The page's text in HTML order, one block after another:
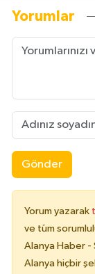
Yorumlar
Gönder
Yorum yazarak
ve tüm
Alanya Haber -
Alanya hiçbir